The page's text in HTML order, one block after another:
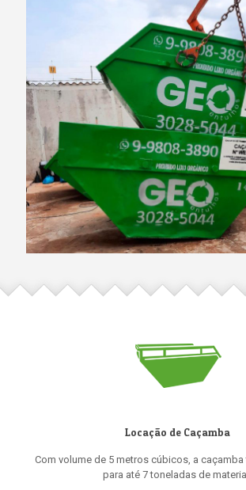
Locação de Caçamba
Com volume de 5 metros cúbicos, a
para até 7 toneladas de